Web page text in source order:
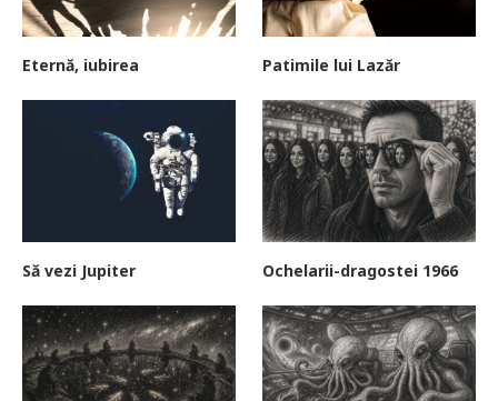
Eternă, iubirea Patimile lui Lazăr
Să vezi Jupiter Ochelarii-dragostei 1966